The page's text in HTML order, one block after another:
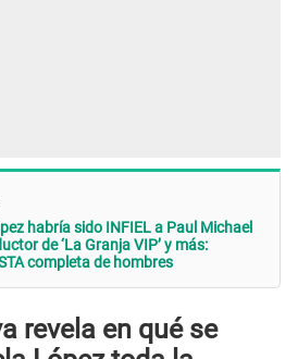
habría sido INFIEL a Paul Michael
de ‘La Granja VIP’ y más:
completa de hombres
revela en qué se